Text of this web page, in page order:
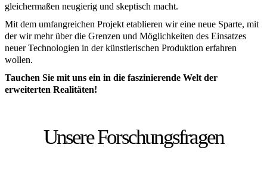
gleichermaßen neugierig und skeptisch macht.
Mit dem umfangreichen Projekt etablieren wir eine neue Sparte, mit
der wir mehr über die Grenzen und Möglichkeiten des Einsatzes
neuer Technologien in der künstlerischen Produktion erfahren
wollen.
Tauchen Sie mit uns ein in die faszinierende Welt der
erweiterten Realitäten!
Unsere Forschungsfragen